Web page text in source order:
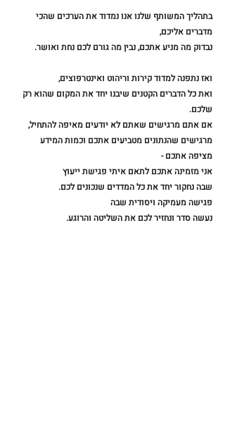
בתהליך המשותף שלנו אנו נמדוד את הערכים שהכי
מדברים אליכם,
נבדוק מה מניע אתכם, נבין מה גורם לכם נחת ואושר.
ואז נתפנה למדוד קירות וריהוט ואינטרפוצים,
ואת כל הדברים הקטנים שיבנו יחד את המקום שהוא רק
שלכם.
אם אתם מרגישים שאתם לא יודעים מאיפה להתחיל,
מרגישים שהנתונים מטביעים אתכם וכמות המידע
מציפה אתכם -
אני מזמינה אתכם לתאם איתי פגישת ייעוץ
שבה נחקור יחד את כל המדדים שנכונים לכם.
פגישה מעמיקה ויסודית שבה
נעשה סדר ונחזיר לכם את השליטה והרוגע.